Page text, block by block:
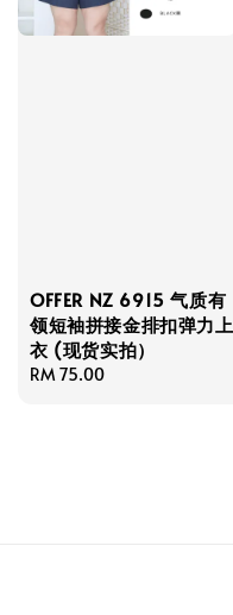
OFFER NZ 6915 气质有
领短袖拼接金排扣弹力上
衣 (现货实拍）
Regular
RM 75.00